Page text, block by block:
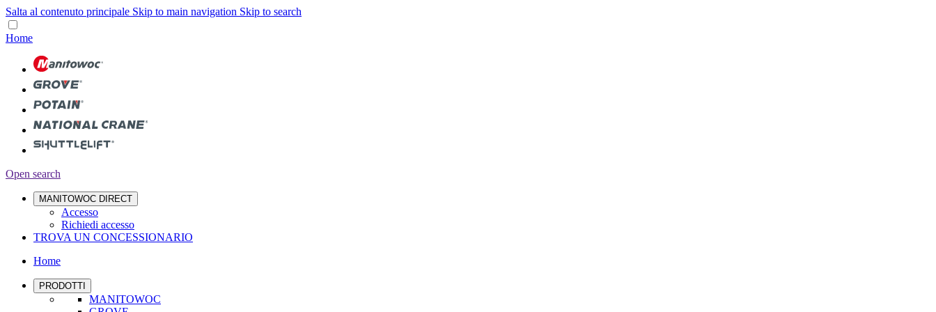
Salta al contenuto principale Skip to main navigation Skip to search
Home
Open search
MANITOWOC DIRECT
Accesso
Richiedi accesso
TROVA UN CONCESSIONARIO
Home
PRODOTTI
MANITOWOC